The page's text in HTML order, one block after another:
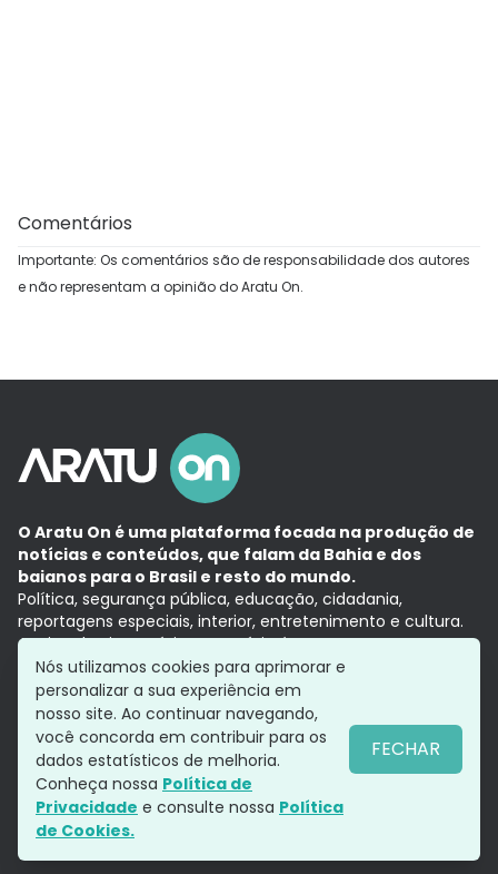
Comentários
Importante: Os comentários são de responsabilidade dos autores
e não representam a opinião do Aratu On.
O Aratu On é uma plataforma focada na produção de
notícias e conteúdos, que falam da Bahia e dos
baianos para o Brasil e resto do mundo.
Política, segurança pública, educação, cidadania,
reportagens especiais, interior, entretenimento e cultura.
Aqui, tudo vira notícia e a notícia é no tempo presente,
com a credibilidade do Grupo Aratu.
Grupo Aratu
Política de privacidade
Siga-nos
Nós utilizamos cookies para aprimorar e
personalizar a sua experiência em
nosso site. Ao continuar navegando,
você concorda em contribuir para os
dados estatísticos de melhoria.
Conheça nossa Política de
Privacidade e consulte nossa Política
de Cookies.
FECHAR